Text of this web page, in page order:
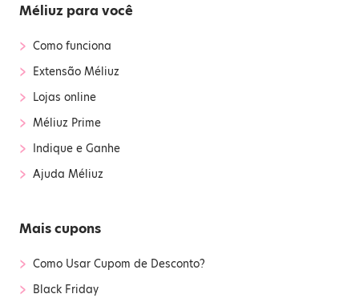
Méliuz para você
› Como funciona
› Extensão Méliuz
› Lojas online
› Méliuz Prime
› Indique e Ganhe
› Ajuda Méliuz
Mais cupons
› Como Usar Cupom de Desconto?
› Black Friday